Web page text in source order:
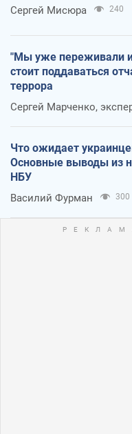
Сергей Мисюра 240
"Мы уже переживали
стоит поддаваться
террора
Сергей Марченко,
Что ожидает
Основные выводы из
НБУ
Василий Фурман 300